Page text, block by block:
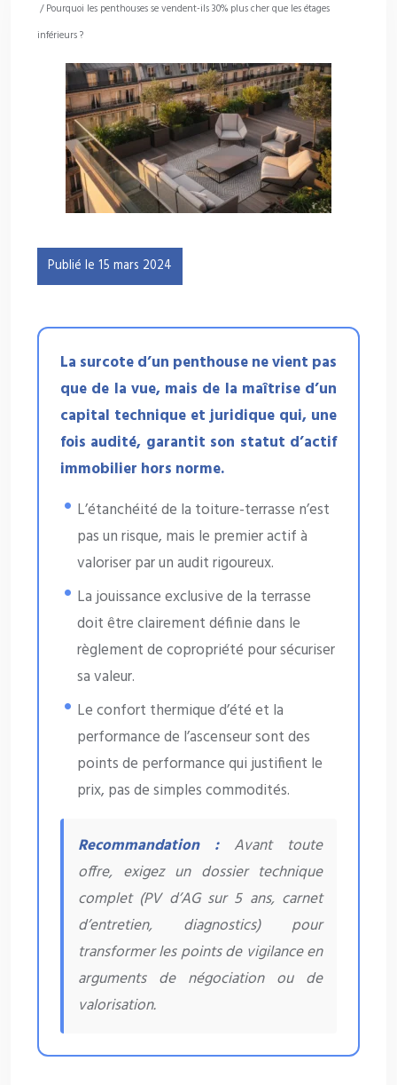
/ Pourquoi les penthouses se vendent-ils 30% plus cher que les étages
inférieurs ?
Publié le 15 mars 2024
La surcote d’un penthouse ne vient pas
que de la vue, mais de la maîtrise d’un
capital technique et juridique qui, une
fois audité, garantit son statut d’actif
immobilier hors norme.
L’étanchéité de la toiture-terrasse n’est
pas un risque, mais le premier actif à
valoriser par un audit rigoureux.
La jouissance exclusive de la terrasse
doit être clairement définie dans le
règlement de copropriété pour sécuriser
sa valeur.
Le confort thermique d’été et la
performance de l’ascenseur sont des
points de performance qui justifient le
prix, pas de simples commodités.
Recommandation :Avant toute
offre, exigez un dossier technique
complet (PV d’AG sur 5 ans, carnet
d’entretien, diagnostics) pour
transformer les points de vigilance en
arguments de négociation ou de
valorisation.